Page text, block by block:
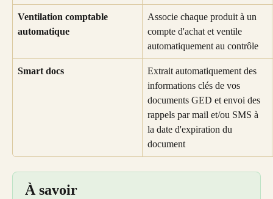
Ventilation comptable
automatique
Associe chaque produit à un
compte d'achat et ventile
automatiquement au contrôle
Smart docs
Extrait automatiquement des
informations clés de vos
documents GED et envoi des
rappels par mail et/ou SMS à
la date d'expiration du
document
À savoir